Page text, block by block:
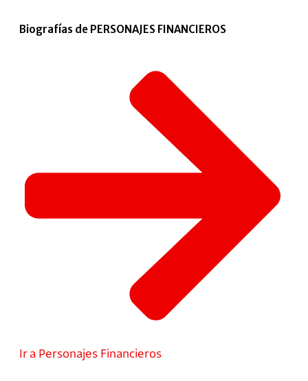
Biografías de PERSONAJES FINANCIEROS
Ir a Personajes Financieros